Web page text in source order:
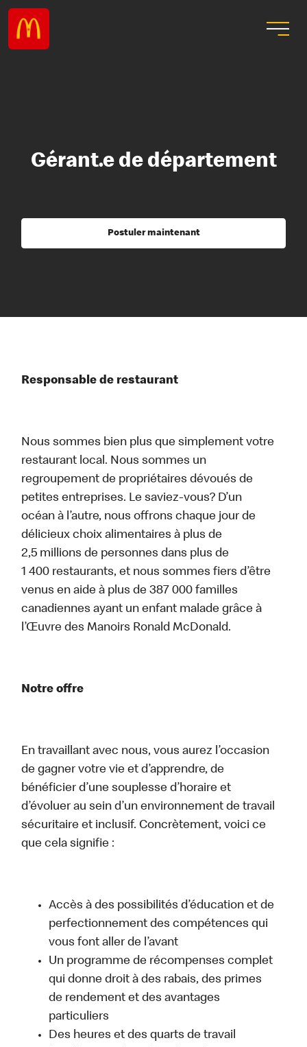
Gérant.e de département
Postuler maintenant
Responsable de restaurant
Nous sommes bien plus que simplement votre
restaurant local. Nous sommes un
regroupement de propriétaires dévoués de
petites entreprises. Le saviez-vous? D’un
océan à l’autre, nous offrons chaque jour de
délicieux choix alimentaires à plus de
2,5 millions de personnes dans plus de
1 400 restaurants, et nous sommes fiers d’être
venus en aide à plus de 387 000 familles
canadiennes ayant un enfant malade grâce à
l’Œuvre des Manoirs Ronald McDonald.
Notre offre
En travaillant avec nous, vous aurez l’occasion
de gagner votre vie et d’apprendre, de
bénéficier d’une souplesse d’horaire et
d’évoluer au sein d’un environnement de travail
sécuritaire et inclusif. Concrètement, voici ce
que cela signifie :
Accès à des possibilités d’éducation et de
perfectionnement des compétences qui
vous font aller de l’avant
Un programme de récompenses complet
qui donne droit à des rabais, des primes
de rendement et des avantages
particuliers
Des heures et des quarts de travail